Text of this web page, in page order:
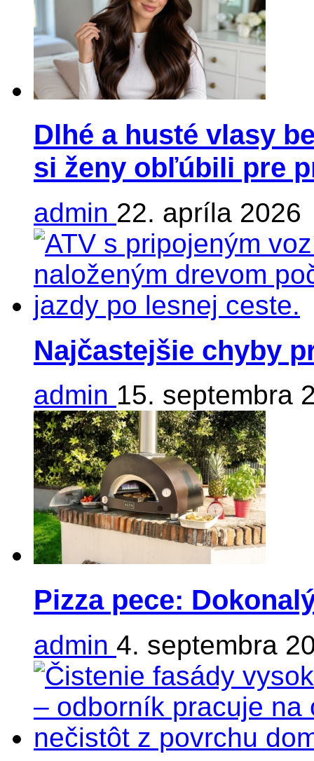
Dlhé a husté vlasy
si ženy obľúbili pre
admin 22. apríla 2026
Najčastejšie chyby
admin 15. septembra
Pizza pece:
admin 4. septembra